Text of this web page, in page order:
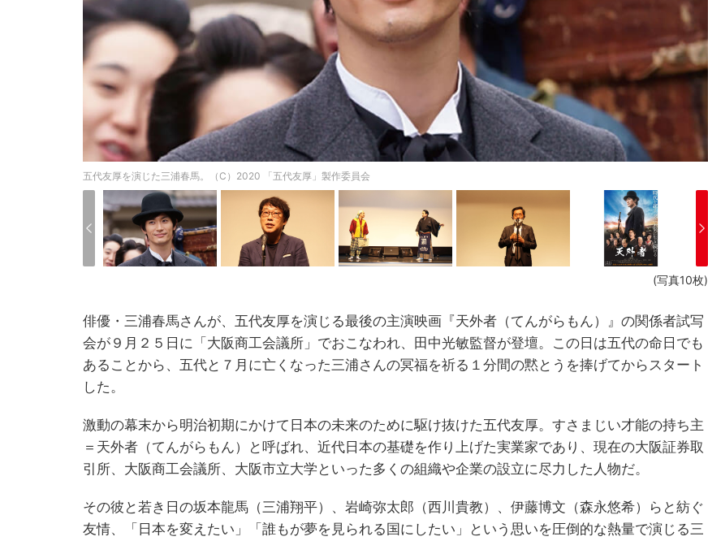
五代友厚を演じた三浦春馬。（C）2020 「五代友厚」製作委員会
(写真10枚)
俳優・三浦春馬さんが、五代友厚を演じる最後の主演映画『天外者（てんがらもん）』の関係者試写
会が９月２５日に「大阪商工会議所」でおこなわれ、田中光敏監督が登壇。この日は五代の命日でも
あることから、五代と７月に亡くなった三浦さんの冥福を祈る１分間の黙とうを捧げてからスタート
した。
激動の幕末から明治初期にかけて日本の未来のために駆け抜けた五代友厚。すさまじい才能の持ち主
＝天外者（てんがらもん）と呼ばれ、近代日本の基礎を作り上げた実業家であり、現在の大阪証券取
引所、大阪商工会議所、大阪市立大学といった多くの組織や企業の設立に尽力した人物だ。
その彼と若き日の坂本龍馬（三浦翔平）、岩崎弥太郎（西川貴教）、伊藤博文（森永悠希）らと紡ぐ
友情、「日本を変えたい」「誰もが夢を見られる国にしたい」という思いを圧倒的な熱量で演じる三